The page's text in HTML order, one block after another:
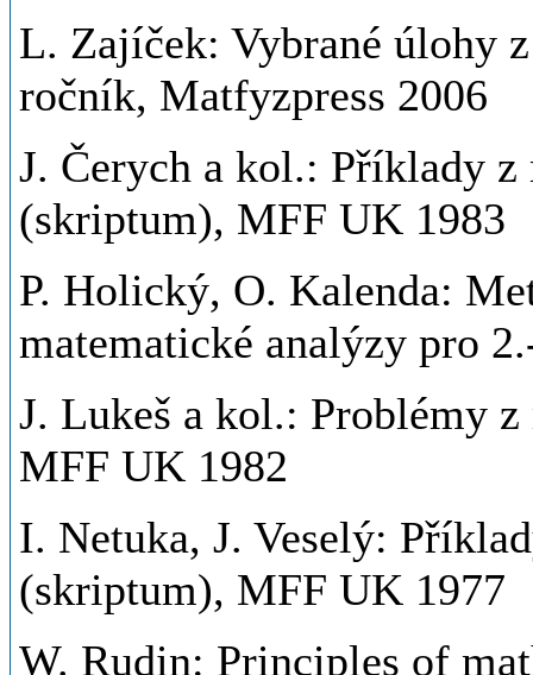
L. Zajíček: Vybrané úlohy
ročník, Matfyzpress 2006
J. Čerych a kol.: Příklady
(skriptum), MFF UK 1983
P. Holický, O. Kalenda:
matematické analýzy pro
J. Lukeš a kol.: Problémy
MFF UK 1982
I. Netuka, J. Veselý:
(skriptum), MFF UK 1977
W. Rudin: Principles of